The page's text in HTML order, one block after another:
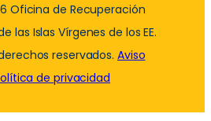
Oficina de Recuperación
las Islas Vírgenes de los EE.
reservados. Aviso
de privacidad